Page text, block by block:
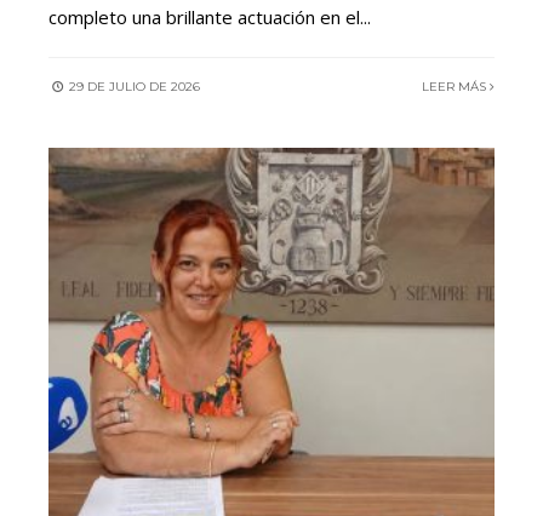
completo una brillante actuación en el...
29 DE JULIO DE 2026 LEER MÁS